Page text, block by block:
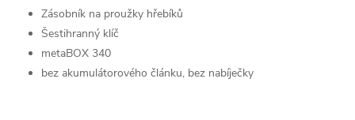
Zásobník na proužky hřebíků
Šestihranný klíč
metaBOX 340
bez akumulátorového článku, bez nabíječky